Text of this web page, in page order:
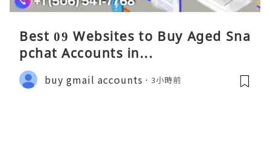
Best 09 Websites to Buy Aged Sna
pchat Accounts in...
buy gmail accounts 3小時前